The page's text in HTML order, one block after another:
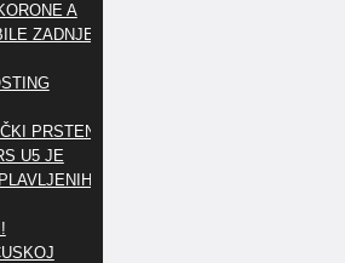
A
ZADNJE
PRSTEN
U5 JE